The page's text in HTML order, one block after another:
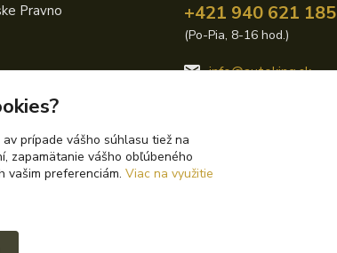
Pravno
+421 940 621 185
(Po-Pia, 8-16 hod.)
info@autoking.sk
prípade vášho súhlasu tiež na
zapamätanie vášho obľúbeného
vašim preferenciám. Viac na využitie